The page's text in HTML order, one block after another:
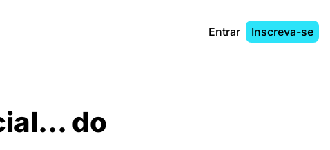
Entrar Inscreva-se
do